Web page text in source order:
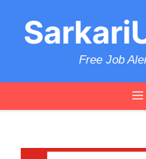
content
Free Job